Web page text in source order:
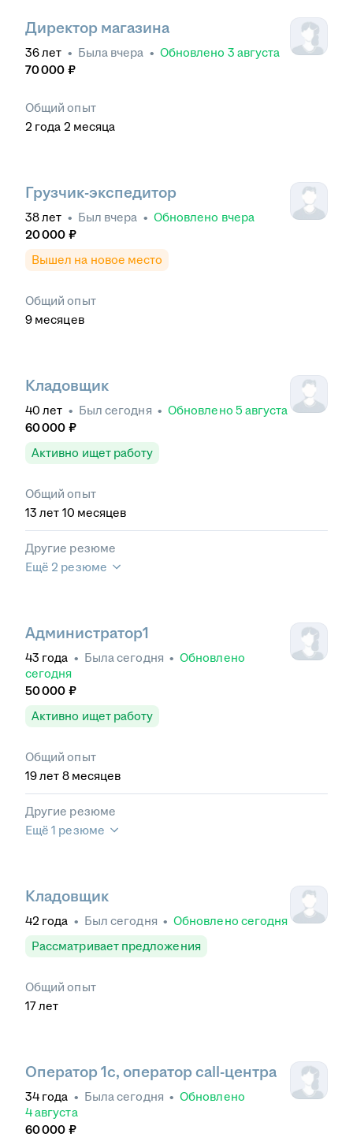
Директор магазина
36лет • Была вчера • Обновлено 3 августа
70 000 ₽
Общий опыт
2 года 2 месяца
Грузчик-экспедитор
38лет • Был вчера • Обновлено вчера
20 000 ₽
Вышел на новое место
Общий опыт
9 месяцев
Кладовщик
40 лет • Был сегодня • Обновлено 5 августа
60 000 ₽
Активно ищет работу
Общий опыт
13 лет 10 месяцев
Другие резюме
Ещё 2 резюме
Администратор1
43 года • Быласегодня • Обновлено
сегодня
50 000 ₽
Активно ищет работу
Общий опыт
19лет 8 месяцев
Другие резюме
Ещё 1 резюме
Кладовщик
42 года • Был сегодня • Обновлено сегодня
Рассматривает предложения
Общий опыт
17лет
Оператор 1с, оператор call-центра
34 года • Быласегодня • Обновлено
4 августа
60 000 ₽